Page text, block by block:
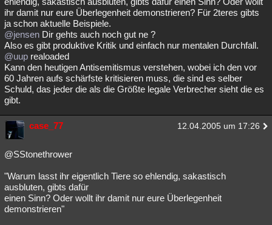
ihr damit nur eure Überlegenheit demonstrieren? Für 2teres gibts
ja schon aktuelle Beispiele.
@jensen Dir gehts auch noch gut ne ?
Also es gibt produktive Kritik und einfach nur mentalen Durchfall.
@uup realoaded
Kann den heutigen Antisemitismus verstehen, wobei ich den vor
60 Jahren aufs schärfste kritisieren muss, die sind es selber
Schuld, das jeder die als die Größte legale Verbrecher sieht die es
gibt.
case_77 12.04.2005 um 17:26
@SStonethrower
"Warum lasst ihr eigentlich Tiere so ehlendig, sakastisch
ausbluten, gibts dafür
einen Sinn? Oder wollt ihr damit nur eure Überlegenheit
demonstrieren"